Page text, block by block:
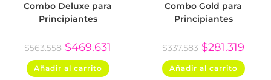
Combo Deluxe para
Principiantes
$563.558 $469.631
Añadir al carrito
Combo Gold para
Principiantes
$337.583 $281.319
Añadir al carrito